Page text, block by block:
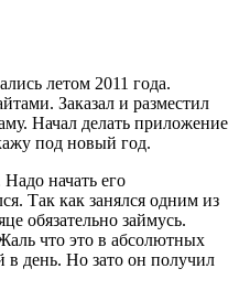
летом 2011 года.
Заказал и разместил
Начал делать приложение
под новый год.
начать его
Так как занялся одним из
обязательно займусь.
что это в абсолютных
в день. Но зато он получил